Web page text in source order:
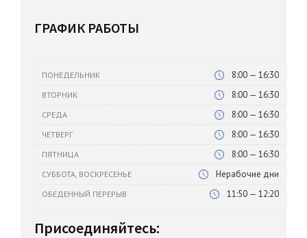
ГРАФИК РАБОТЫ
ПОНЕДЕЛЬНИК 8:00 — 16:30
ВТОРНИК 8:00 — 16:30
СРЕДА 8:00 — 16:30
ЧЕТВЕРГ 8:00 — 16:30
ПЯТНИЦА 8:00 — 16:30
СУББОТА, ВОСКРЕСЕНЬЕ Нерабочие дни
ОБЕДЕННЫЙ ПЕРЕРЫВ 11:50 — 12:20
Присоединяйтесь: